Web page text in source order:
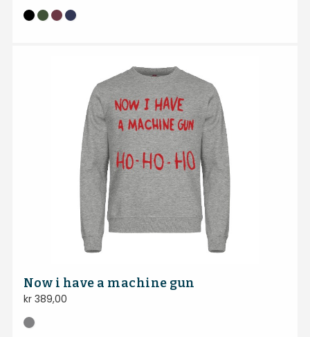
Now i have a machine gun
kr389,00